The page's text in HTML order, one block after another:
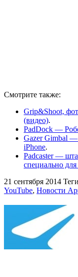
Смотрите также:
Grip&Shoot,
(видео).
PadDock —
Gazer Gimbal —
iPhone.
Padcaster —
специально
21 сентября 2014
YouTube, Новости